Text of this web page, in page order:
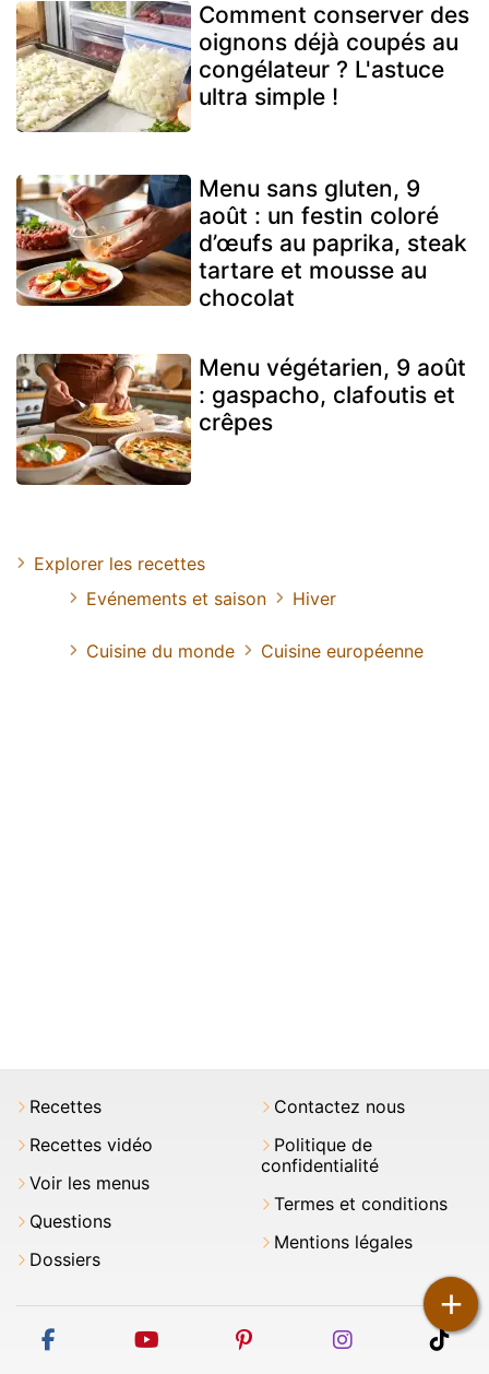
+
Comment conserver des
oignons déjà coupés au
congélateur ? L'astuce
ultra simple !
Menu sans gluten, 9
août : un festin coloré
d’œufs au paprika, steak
tartare et mousse au
chocolat
Menu végétarien, 9 août
: gaspacho, clafoutis et
crêpes
Explorer les recettes
Evénements et saison
Hiver
Cuisine du monde Cuisine européenne
Recettes
Recettes vidéo
Voir les menus
Questions
Dossiers
Contactez nous
Politique de
confidentialité
Termes et conditions
Mentions légales
facebook youtube pinterest instagram